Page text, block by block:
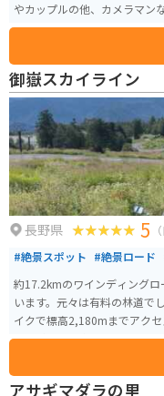
やカップルの他、カメラマン
御嶽スカイライン
長野県 5
#絶景スポット #絶景ロード
約17.2kmのワインディング
います。元々は有料の林道で
イクで標高2,180mまでアク
ーブがあり、楽しく走行でき
から5月下旬）は閉鎖されま
アサギマダラの里